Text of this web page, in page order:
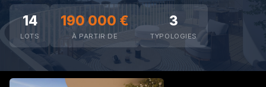
14
LOTS
190 000 €
À PARTIR DE
3
TYPOLOGIES